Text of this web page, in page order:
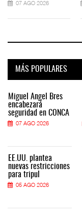
07 AGO 2026
MÁS POPULARES
Miguel Ángel Bres
encabezará
seguridad en CONCA
07 AGO 2026
EE.UU. plantea
nuevas restricciones
para tripul
05 AGO 2026